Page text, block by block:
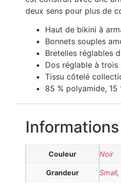
deux sens pour plus de
Haut de bikini à
Bonnets souples
Bretelles réglables
Dos réglable à trois
Tissu côtelé
85 % polyamide, 15
Couleur Noir
Grandeur Small,